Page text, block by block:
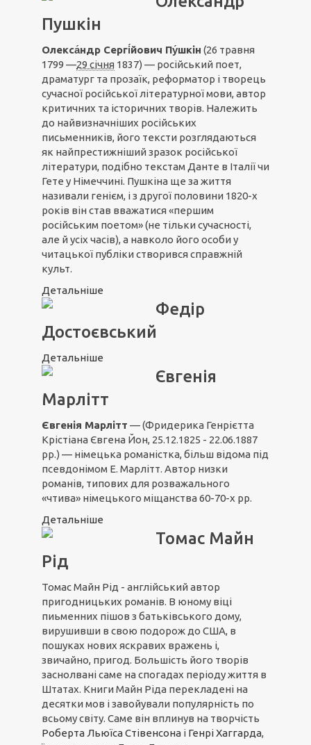
Пушкін
Олекса́ндр Сергі́йович Пу́шкін (26 травня
1799 —29 січня 1837) — російський поет,
драматург та прозаїк, реформатор і творець
сучасної російської літературної мови, автор
критичних та історичних творів. Належить
до найвизначніших російських
письменників, його тексти розглядаються
як найпрестижніший зразок російської
літератури, подібно текстам Данте в Італії чи
Гете у Німеччині. Пушкіна ще за життя
називали генієм, і з другої половини 1820-х
років він став вважатися «першим
російським поетом» (не тільки сучасності,
але й усіх часів), а навколо його особи у
читацької публіки створився справжній
культ.
Детальніше
Федір
Достоєвський
Детальніше
Євгенія
Марлітт
Євгенія Марлітт — (Фридерика Генрієтта
Крістіана Євгена Йон, 25.12.1825 - 22.06.1887
рр.) — німецька романістка, більш відома під
псевдонімом Е. Марлітт. Автор низки
романів, типових для розважального
«чтива» німецького міщанства 60-70-х рр.
Детальніше
Томас Майн
Рід
Томас Майн Рід - англійський автор
пригодницьких романів. В юному віці
пиьменних пішов з батьківського дому,
вирушивши в свою подорож до США, в
пошуках нових яскравих вражень і,
звичайно, пригод. Большість його творів
заснолвані саме на спогадах періоду життя в
Штатах. Книги Майн Ріда перекладені на
десятки мов і завойували популярність по
всьому світу. Саме він вплинув на творчість
Роберта Льюїса Стівенсона і Генрі Хаггарда,